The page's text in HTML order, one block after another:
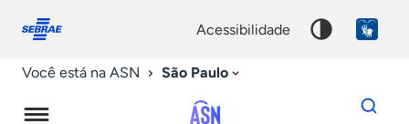
conosco
acessibilidade
Você está na ASN São Paulo
Dados
para